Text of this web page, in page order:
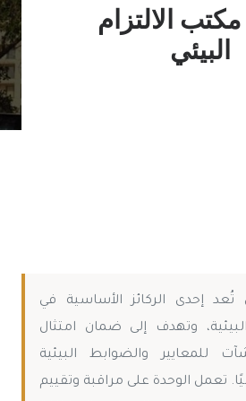
الالتزام
البيئي
تُعد إحدى الركائز الأساسية في
وتهدف إلى ضمان امتثال
للمعايير والضوابط البيئية
تعمل الوحدة على مراقبة وتقييم